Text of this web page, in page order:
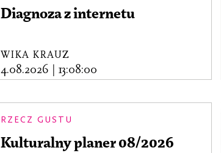
Diagnoza z internetu
WIKA KRAUZ
4.08.2026 13:08:00
RZECZ GUSTU
Kulturalny planer 08/2026